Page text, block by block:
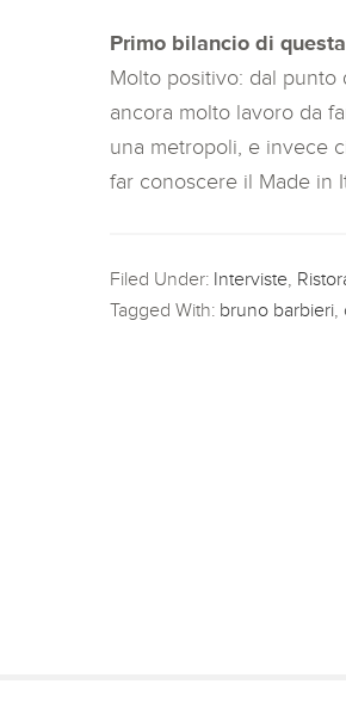
Primo bilancio di
Molto positivo: dal punto
ancora molto lavoro da
una metropoli, e invece
far conoscere il Made in
Filed Under: Interviste
Tagged With: bruno barbieri